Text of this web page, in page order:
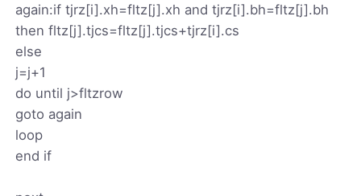
again:if tjrz[i].xh=fltz[j].xh and tjrz[i].bh=fltz[j].bh
then fltz[j].tjcs=fltz[j].tjcs+tjrz[i].cs
else
j=j+1
do until j>fltzrow
goto again
loop
end if